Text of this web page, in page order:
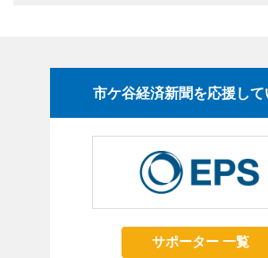
市ケ谷経済新聞を応援し
サポーター 一覧